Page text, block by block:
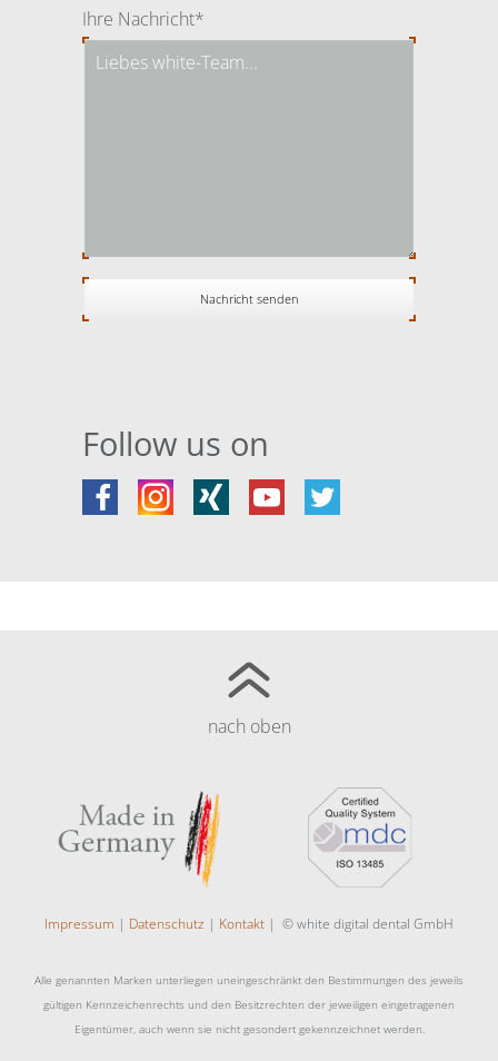
Pflichtfeld
Ihre Nachricht*
Follow us on
nach oben
Impressum | Datenschutz | Kontakt | © white digital dental GmbH
Alle genannten Marken unterliegen uneingeschränkt den Bestimmungen des jeweils
gültigen Kennzeichenrechts und den Besitzrechten der jeweiligen eingetragenen
Eigentümer, auch wenn sie nicht gesondert gekennzeichnet werden.